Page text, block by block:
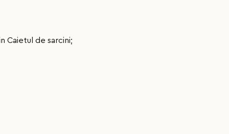
Caietul de sarcini;